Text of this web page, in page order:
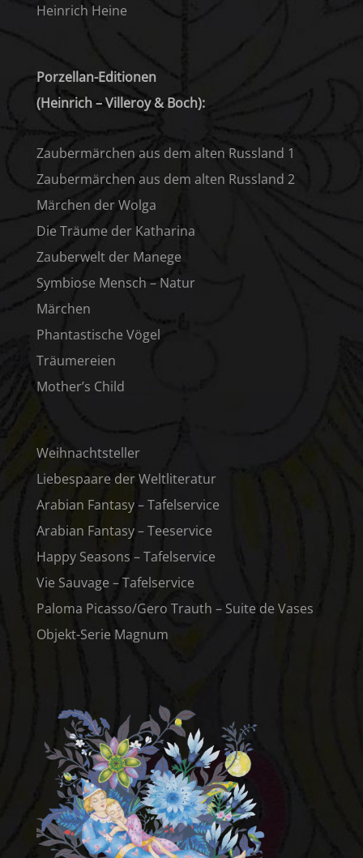
Heinrich Heine
Porzellan-Editionen
(Heinrich – Villeroy & Boch):
Zaubermärchen aus dem alten Russland 1
Zaubermärchen aus dem alten Russland 2
Märchen der Wolga
Die Träume der Katharina
Zauberwelt der Manege
Symbiose Mensch – Natur
Märchen
Phantastische Vögel
Träumereien
Mother’s Child
Weihnachtsteller
Liebespaare der Weltliteratur
Arabian Fantasy – Tafelservice
Arabian Fantasy – Teeservice
Happy Seasons – Tafelservice
Vie Sauvage – Tafelservice
Paloma Picasso/Gero Trauth – Suite de Vases
Objekt-Serie Magnum